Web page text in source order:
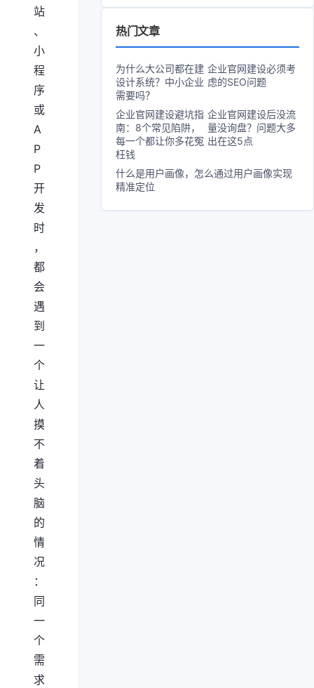
站
、
小
程
序
或
A
P
P
开
发
时
，
都
会
遇
到
一
个
让
人
摸
不
着
头
脑
的
情
况
：
同
一
个
需
求
热门文章
为什么大公司都在建
设计系统？中小企业
需要吗？
企业官网建设必须考
虑的SEO问题
企业官网建设避坑指
南：8个常见陷阱，
每一个都让你多花冤
枉钱
企业官网建设后没流
量没询盘？问题大多
出在这5点
什么是用户画像，怎么通过用户画像实现
精准定位